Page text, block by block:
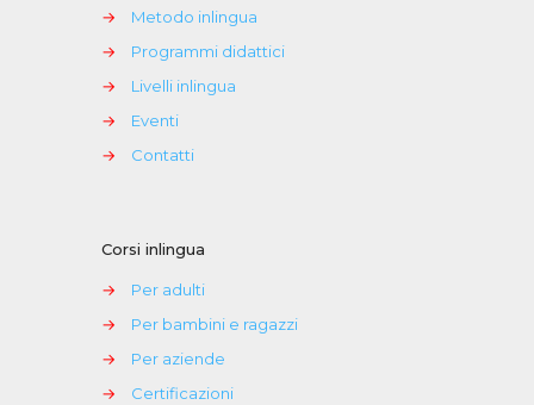
→
Metodo inlingua
→
Programmi didattici
→
Livelli inlingua
→
Eventi
→
Contatti
Corsi inlingua
→
Per adulti
→
Per bambini e ragazzi
→
Per aziende
→
Certificazioni